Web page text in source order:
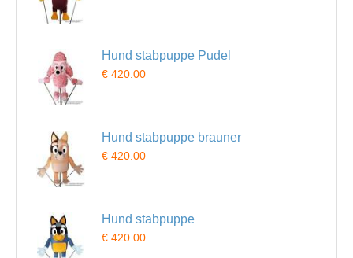
Hund stabpuppe Pudel
€ 420.00
Hund stabpuppe brauner
€ 420.00
Hund stabpuppe
€ 420.00